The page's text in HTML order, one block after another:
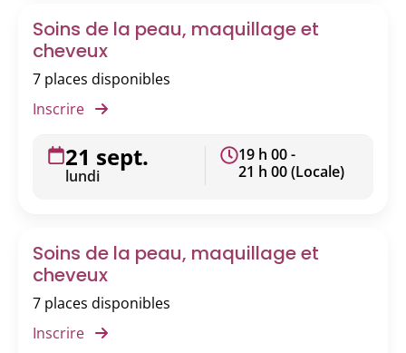
Soins de la peau, maquillage et
cheveux
7 places disponibles
Inscrire
21 sept.
lundi
19 h 00 -
21 h 00 (Locale)
Soins de la peau, maquillage et
cheveux
7 places disponibles
Inscrire